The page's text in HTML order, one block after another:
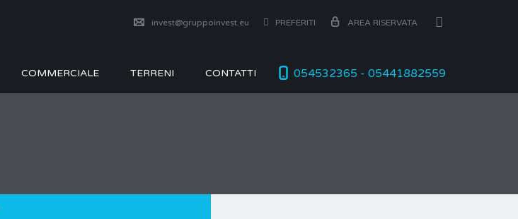
invest@gruppoinvest.eu PREFERITI AREA RISERVATA
054532365 - 05441882559
COMMERCIALE TERRENI CONTATTI